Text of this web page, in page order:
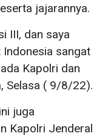
jajarannya.
III, dan saya
sangat
Kapolri dan
Selasa ( 9/8/22).
juga
Kapolri Jenderal